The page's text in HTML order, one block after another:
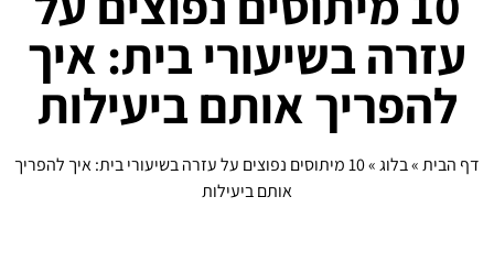
עזרה בשיעורי בית: איך
להפריך אותם ביעילות
דף הבית»בלוג»
10 מיתוסים נפוצים על עזרה בשיעורי בית: איך להפריך
אותם ביעילות